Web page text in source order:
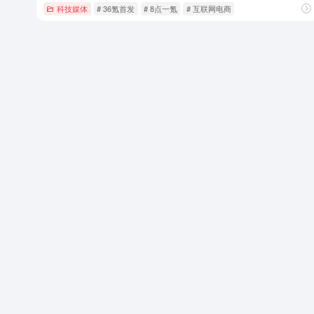
科技媒体 # 36氪首发 # 8点一氪 # 互联网电商